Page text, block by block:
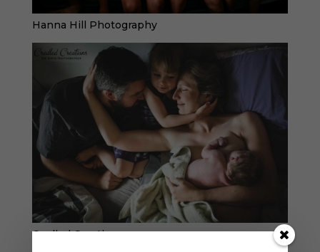
Hanna Hill Photography
Cradled Creations